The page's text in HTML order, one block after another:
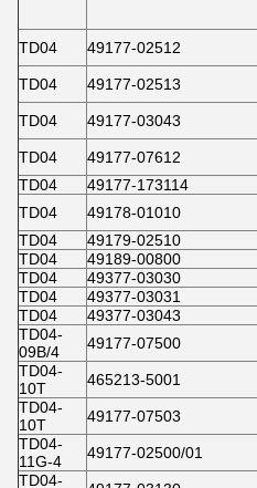
TD04
49177-02512
TD04
49177-02513
TD04
49177-03043
TD04
49177-07612
TD04
49177-173114
TD04
49178-01010
TD04
49179-02510
TD04
49189-00800
TD04
49377-03030
TD04
49377-03031
TD04
49377-03043
TD04-
09B/4
49177-07500
TD04-
10T
465213-5001
TD04-
10T
49177-07503
TD04-
11G-4
49177-02500/01
TD04-